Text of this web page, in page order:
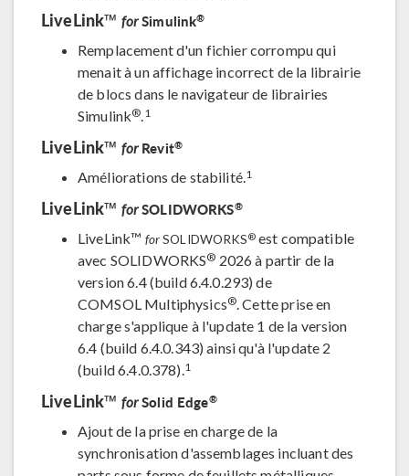
LiveLink™ forSimulink®
Remplacement d'un fichier corrompu qui
menait à un affichage incorrect de la librairie
de blocs dans le navigateur de librairies
Simulink®.1
LiveLink™ forRevit®
Améliorations de stabilité.1
LiveLink™ forSOLIDWORKS®
LiveLink™ forSOLIDWORKS®est compatible
avec SOLIDWORKS® 2026 à partir de la
version 6.4 (build 6.4.0.293) de
COMSOL Multiphysics®. Cette prise en
charge s'applique à l'update 1 de la version
6.4 (build 6.4.0.343) ainsi qu'à l'update 2
(build 6.4.0.378).1
LiveLink™ forSolid Edge®
Ajout de la prise en charge de la
synchronisation d'assemblages incluant des